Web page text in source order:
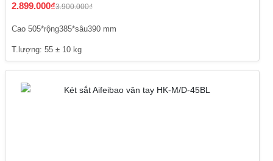
2.899.000₫3.900.000₫
Cao 505*rộng385*sâu390 mm
T.lượng: 55 ± 10 kg